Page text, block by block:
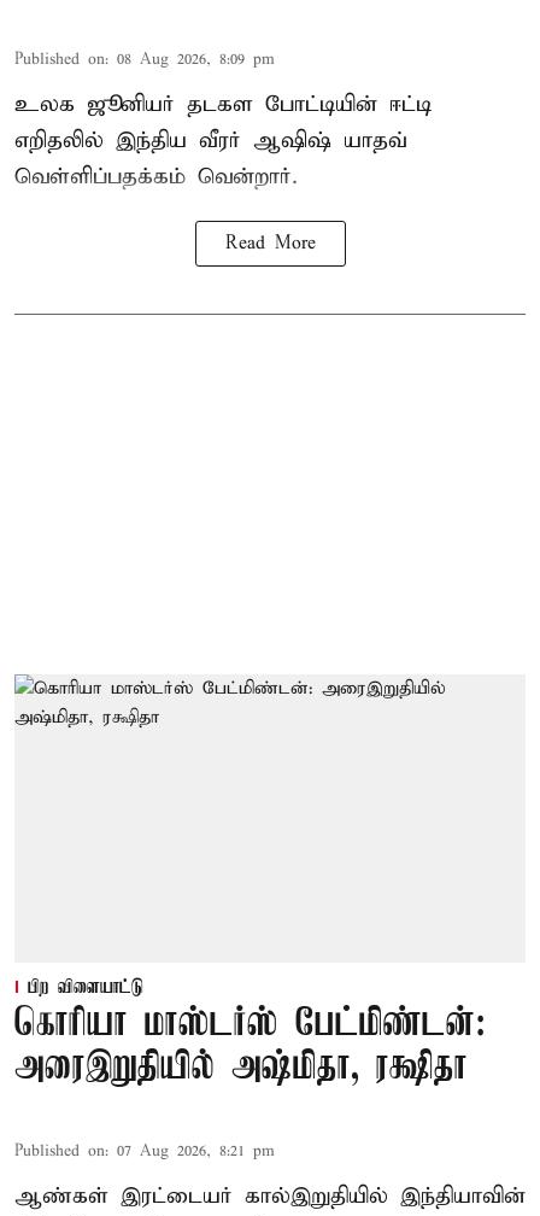
Published on: 08 Aug 2026, 8:09 pm
உலக ஜூனியர் தடகள போட்டியின் ஈட்டி
எறிதலில் இந்திய வீரர் ஆஷிஷ் யாதவ்
வெள்ளிப்பதக்கம் வென்றார்.
Read More
பிற விளையாட்டு
கொரியா மாஸ்டர்ஸ் பேட்மிண்டன்:
அரைஇறுதியில் அஷ்மிதா, ரக்ஷிதா
Published on: 07 Aug 2026, 8:21 pm
ஆண்கள் இரட்டையர் கால்இறுதியில் இந்தியாவின்